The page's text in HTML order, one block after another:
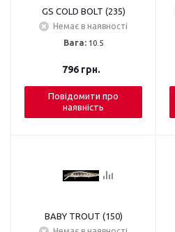
GS COLD BOLT (235)
Немає в наявності
Вага: 10.5
796грн.
Повідомити про
наявність
BABY TROUT (150)